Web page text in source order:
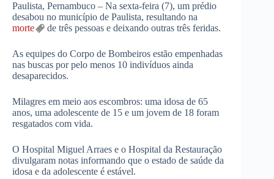
Paulista, Pernambuco – Na sexta-feira (7), um prédio
desabou no município de Paulista, resultando na
morte
de três pessoas e deixando outras três feridas.
As equipes do Corpo de Bombeiros estão empenhadas
nas buscas por pelo menos 10 indivíduos ainda
desaparecidos.
Milagres em meio aos escombros: uma idosa de 65
anos, uma adolescente de 15 e um jovem de 18 foram
resgatados com vida.
O Hospital Miguel Arraes e o Hospital da Restauração
divulgaram notas informando que o estado de saúde da
idosa e da adolescente é estável.